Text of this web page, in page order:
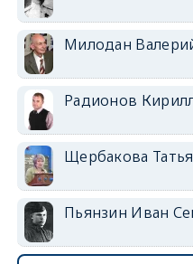
Милодан
Радионов
Щербакова
Пьянзин Иван